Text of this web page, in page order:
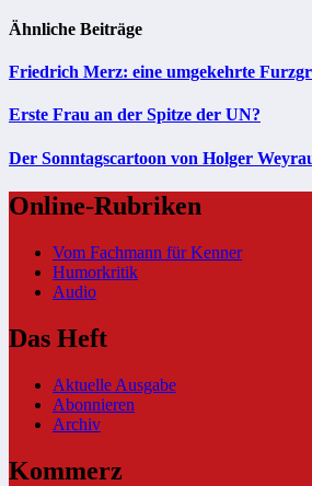
Ähnliche Beiträge
Friedrich Merz: eine umgekehrte
Erste Frau an der Spitze der UN?
Der Sonntagscartoon von Holger
Online-Rubriken
Vom Fachmann für Kenner
Humorkritik
Audio
Das Heft
Aktuelle Ausgabe
Abonnieren
Archiv
Kommerz